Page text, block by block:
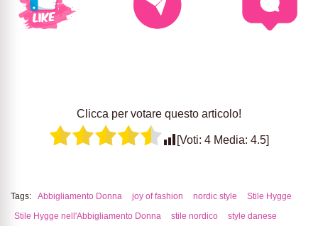
Clicca per votare questo articolo!
[Voti: 4 Media: 4.5]
Tags: Abbigliamento Donna joy of fashion nordic style Stile Hygge
Stile Hygge nell'Abbigliamento Donna stile nordico style danese